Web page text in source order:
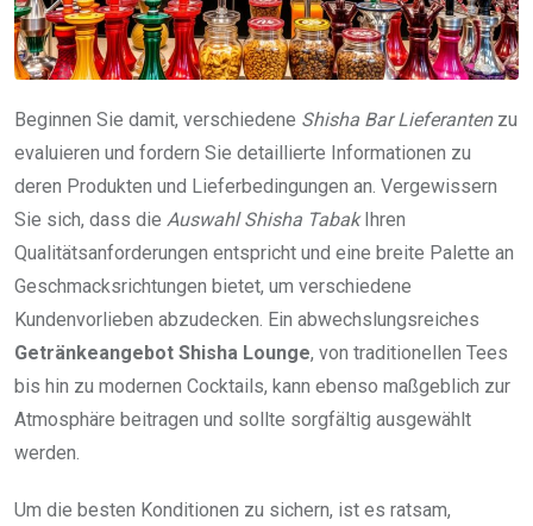
Beginnen Sie damit, verschiedene Shisha Bar Lieferantenzu
evaluieren und fordern Sie detaillierte Informationen zu
deren Produkten und Lieferbedingungen an. Vergewissern
Sie sich, dass die Auswahl Shisha TabakIhren
Qualitätsanforderungen entspricht und eine breite Palette an
Geschmacksrichtungen bietet, um verschiedene
Kundenvorlieben abzudecken. Ein abwechslungsreiches
Getränkeangebot Shisha Lounge, von traditionellen Tees
bis hin zu modernen Cocktails, kann ebenso maßgeblich zur
Atmosphäre beitragen und sollte sorgfältig ausgewählt
werden.
Um die besten Konditionen zu sichern, ist es ratsam,